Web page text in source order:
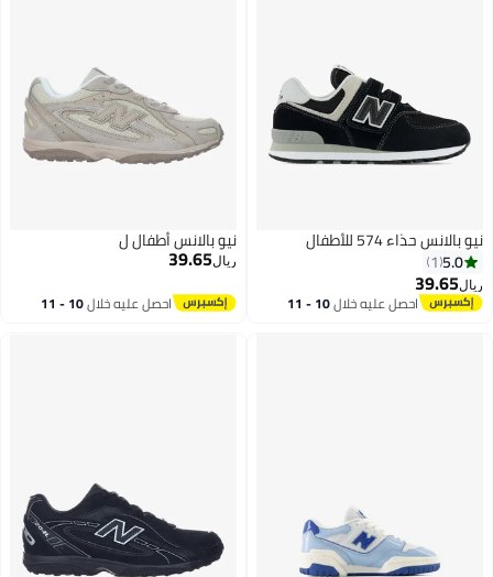
نيو بالانس حذاء 574 للأطفال
5.0
1
ريال39.65
احصل عليه خلال 10 - 11
نيو بالانس أطفال ل
ريال39.65
احصل عليه خلال 10 - 11